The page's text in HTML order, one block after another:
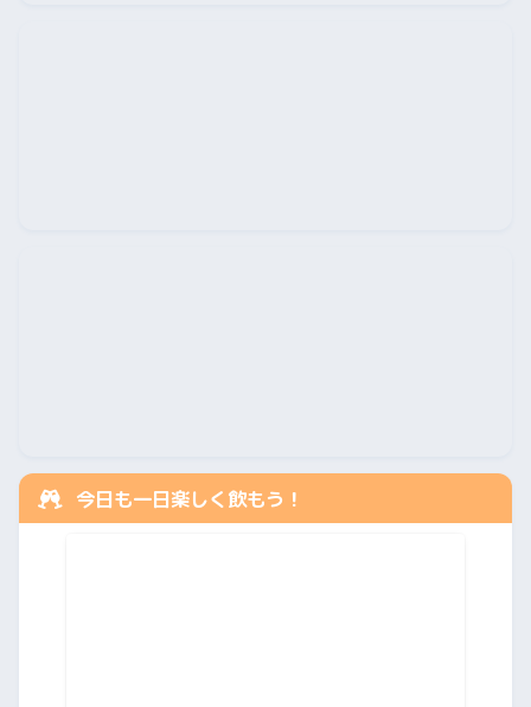
今日も一日楽しく飲もう！